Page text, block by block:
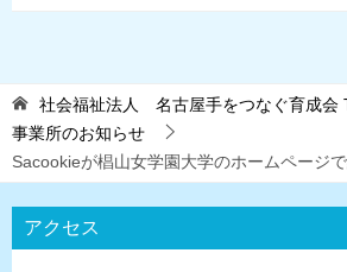
社会福祉法人 名古屋手をつなぐ育成会
事業所のお知らせ
Sacookieが椙山女学園大学のホームページで
アクセス